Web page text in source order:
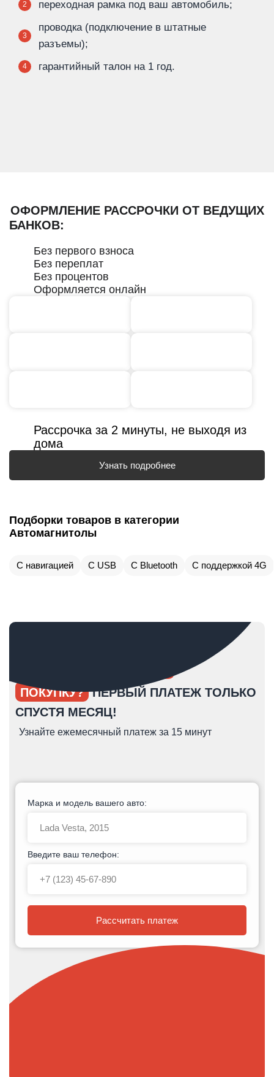
2 переходная рамка под ваш автомобиль;
3
проводка (подключение в штатные
разъемы);
4 гарантийный талон на 1 год.
ОФОРМЛЕНИЕ РАССРОЧКИ ОТ ВЕДУЩИХ
БАНКОВ:
Без первого взноса
Без переплат
Без процентов
Оформляется онлайн
Рассрочка за 2 минуты, не выходя из
дома
Узнать подробнее
Подборки товаров в категории
Автомагнитолы
С навигацией С USB С Bluetooth С поддержкой 4G
ПОКУПКУ? ПЕРВЫЙ ПЛАТЕЖ ТОЛЬКО
СПУСТЯ МЕСЯЦ!
Узнайте ежемесячный платеж за 15 минут
Марка и модель вашего авто:
Введите ваш телефон:
Рассчитать платеж